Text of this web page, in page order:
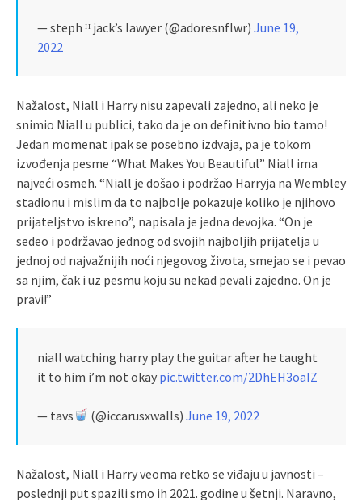
— steph ᴴ jack’s lawyer (@adoresnflwr) June 19,
2022
Nažalost, Niall i Harry nisu zapevali zajedno, ali neko je
snimio Niall u publici, tako da je on definitivno bio tamo!
Jedan momenat ipak se posebno izdvaja, pa je tokom
izvođenja pesme “What Makes You Beautiful” Niall ima
najveći osmeh. “Niall je došao i podržao Harryja na Wembley
stadionu i mislim da to najbolje pokazuje koliko je njihovo
prijateljstvo iskreno”, napisala je jedna devojka. “On je
sedeo i podržavao jednog od svojih najboljih prijatelja u
jednoj od najvažnijih noći njegovog života, smejao se i pevao
sa njim, čak i uz pesmu koju su nekad pevali zajedno. On je
pravi!”
niall watching harry play the guitar after he taught
it to him i’m not okay pic.twitter.com/2DhEH3oaIZ
— tavs (@iccarusxwalls)June 19, 2022
Nažalost, Niall i Harry veoma retko se viđaju u javnosti –
poslednji put spazili smo ih 2021. godine u šetnji. Naravno,